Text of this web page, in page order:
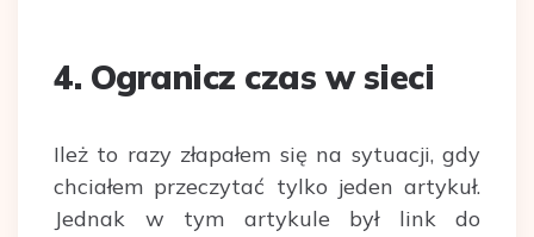
4. Ogranicz czas w sieci
Ileż to razy złapałem się na sytuacji, gdy
chciałem przeczytać tylko jeden artykuł.
Jednak w tym artykule był link do